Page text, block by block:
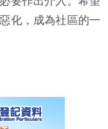
化，成為社區的一